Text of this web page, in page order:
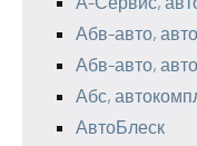
Абв-авто,
Абв-авто,
Абс,
АвтоБлеск